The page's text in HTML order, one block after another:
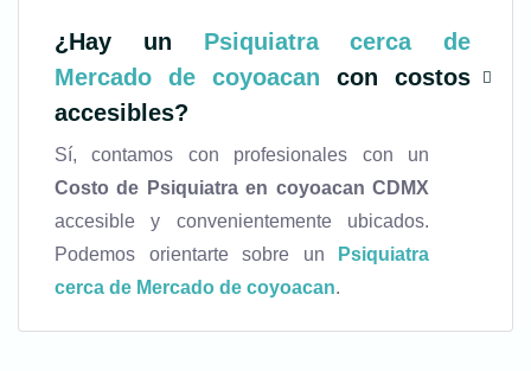
¿Hay un Psiquiatra cerca de
Mercado de coyoacan con costos
accesibles?
Sí, contamos con profesionales con un
Costo de Psiquiatra en coyoacan CDMX
accesible y convenientemente ubicados.
Podemos orientarte sobre un
Psiquiatra
cerca de Mercado de coyoacan.